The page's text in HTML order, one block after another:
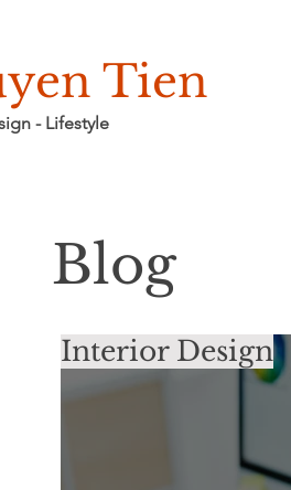
Tien
- Lifestyle
Blog
​Interior Design